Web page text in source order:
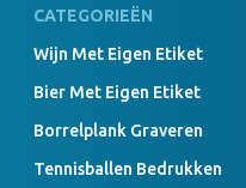
Teddy Lining Borduring 12x6
Op Voorraad
CATEGORIEËN
Wijn Met Eigen Etiket
Bier Met Eigen Etiket
Borrelplank Graveren
Tennisballen Bedrukken